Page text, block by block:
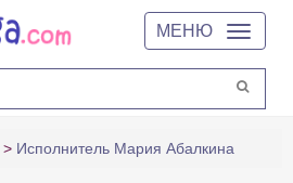
МЕНЮ
Исполнитель Мария Абалкина